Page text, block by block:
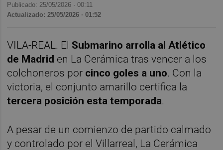
Publicado: 25/05/2026 ·00:11
Actualizado: 25/05/2026 · 01:52
VILA-REAL. El Submarino arrolla al Atlético
de Madrid en La Cerámica tras vencer a los
colchoneros por cinco goles a uno. Con la
victoria, el conjunto amarillo certifica la
tercera posición esta temporada.
A pesar de un comienzo de partido calmado
y controlado por el Villarreal, La Cerámica